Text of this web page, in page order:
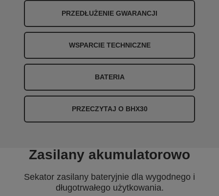
PRZEDŁUŻENIE GWARANCJI
WSPARCIE TECHNICZNE
BATERIA
PRZECZYTAJ O BHX30
Zasilany akumulatorowo
Sekator zasilany bateryjnie dla wygodnego i
długotrwałego użytkowania.